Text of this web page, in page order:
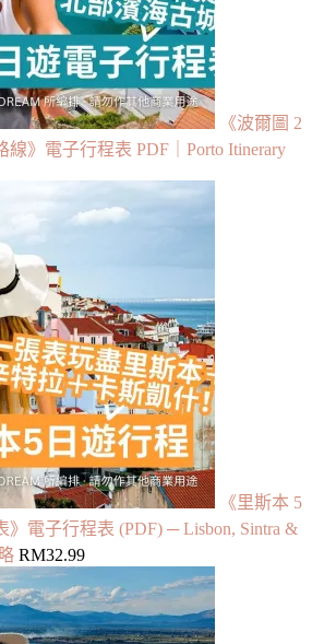
《波爾圖 2
線》電子行程表 PDF｜Porto Itinerary
《里斯本 5
》電子行程表 (PDF) ─ Lisbon, Sintra &
RM32.99